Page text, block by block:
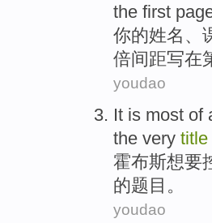
the first
你的姓名 、
倍间距写在
youdao
It is most of
the very title
霍布斯想要
的题目 。
youdao